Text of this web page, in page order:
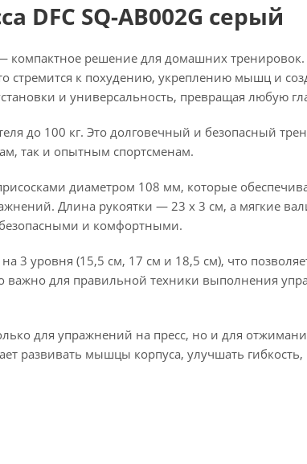
DFC SQ-AB002G серый
— компактное решение для домашних
стремится к похудению, укреплению мышц и
и универсальность, превращая любую
до 100 кг. Это долговечный и безопасный
так и опытным спортсменам.
диаметром 108 мм, которые
Длина рукоятки — 23 х 3 см, а мягкие
и комфортными.
3 уровня (15,5 см, 17 см и 18,5 см), что
важно для правильной техники выполнения
для упражнений на пресс, но и для
развивать мышцы корпуса, улучшать